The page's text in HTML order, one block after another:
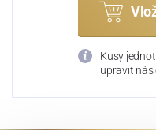
Kusy
upravit